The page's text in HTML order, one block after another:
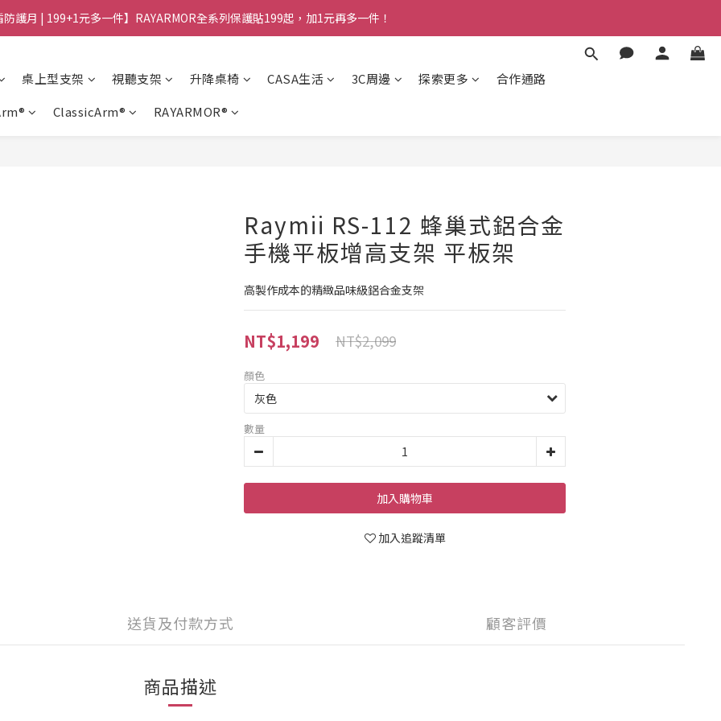
護月 | 199+1元多一件】RAYARMOR全系列保護貼199起，加1元再多一件！
桌上型支架 視聽支架 升降桌椅 CASA生活 3C周邊 探索更多
合作通路
ClassicArm® RAYARMOR®
Raymii RS-112 蜂巢式鋁合金
手機平板增高支架 平板架
高製作成本的精緻品味級鋁合金支架
NT$1,199 NT$2,099
顏色
數量
加入購物車
加入追蹤清單
送貨及付款方式 顧客評價
商品描述